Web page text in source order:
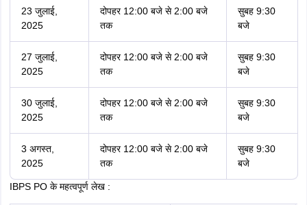
(Bihar Police Constable 2025 Result)
Bihar Police Constable Admit Card 2025: एडमिट
कार्ड डाउनलोड तिथि
जांच सकते हैं:
परीक्षा तिथि
जारी करने की तिथि
डाउनलोड करने की अंतिम